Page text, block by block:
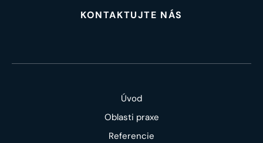
KONTAKTUJTE NÁS
Úvod
Oblasti praxe
Referencie